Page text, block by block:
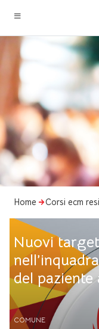
Home Corsi ecm
Nuovi
del
COMUNE